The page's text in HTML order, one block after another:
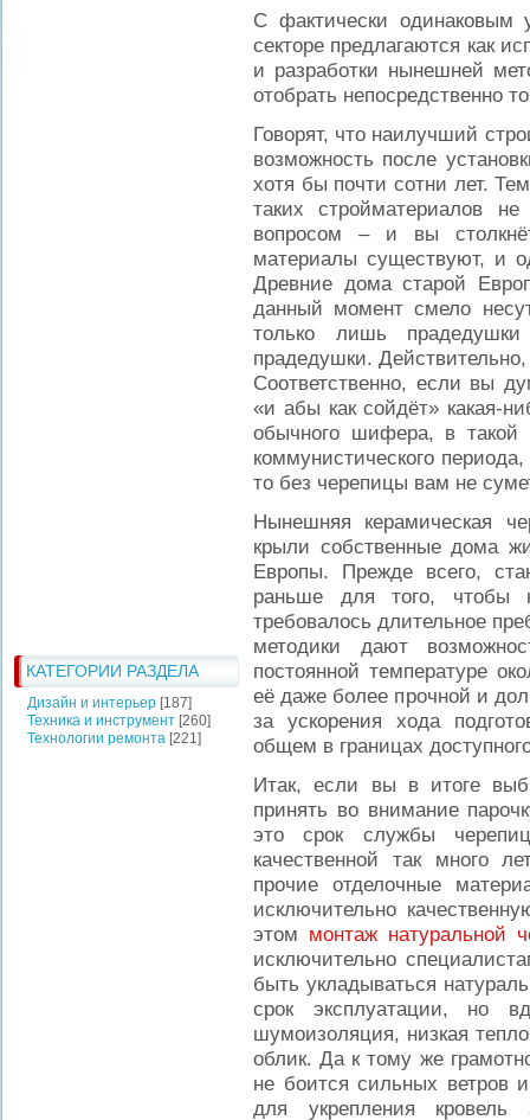
КАТЕГОРИИ РАЗДЕЛА
Дизайн и интерьер [187]
Техника и инструмент [260]
Технологии ремонта [221]
С фактически
секторе предлагаются как
и разработки нынешней
отобрать непосредственно
Говорят, что наилучший
возможность после
хотя бы почти сотни лет.
таких стройматериалов
вопросом – и вы
материалы существуют, и
Древние дома старой
данный момент смело
только лишь
прадедушки.
Соответственно, если вы
«и абы как сойдёт» какая-
обычного шифера, в такой
коммунистического
то без черепицы вам не
Нынешняя керамическая
крыли собственные дома
Европы. Прежде всего,
раньше для того, чтобы
требовалось длительное
методики дают
постоянной температуре
её даже более прочной и
за ускорения хода
общем в границах
Итак, если вы в итоге
принять во внимание
это срок службы
качественной так много
прочие отделочные
исключительно
этом монтаж натуральной
исключительно
быть укладываться
срок эксплуатации, но
шумоизоляция, низкая
облик. Да к тому же
не боится сильных ветров
для укрепления кровель